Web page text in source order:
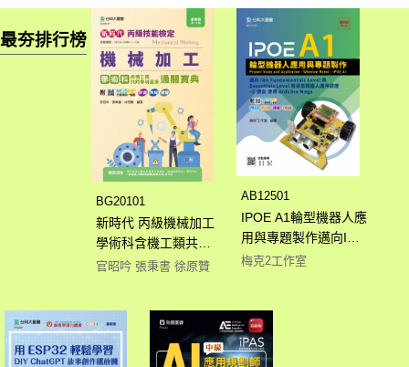
最夯排行榜
BG20101
新時代 丙級機械加工
學術科含機工類共同
學科題庫通關寶典 - 最
通：評量．詳解．擴
增
官昭吟 張秉書 徐原贊
AB12501
IPOE A1輪型機器人應
用與專題製作邁向IRA
Fundamentals Level
C 語言 使用Arduino
Mega - 最新版(第二
版) - 附MOSME行動
梅克2工作室